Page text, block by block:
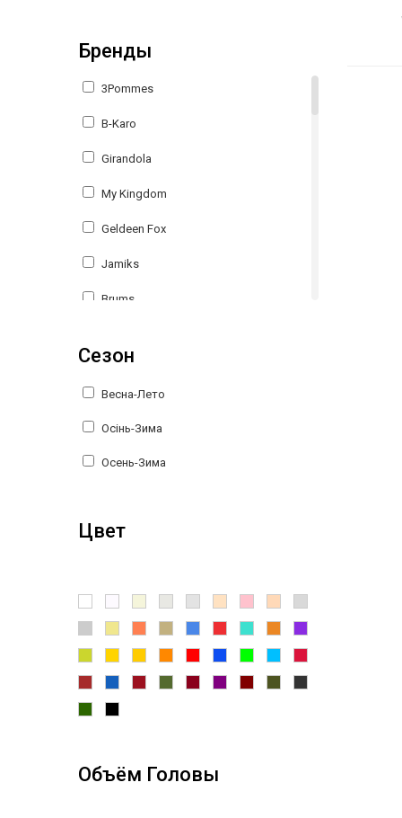
Бренды
3Pommes
B-Karo
Girandola
My Kingdom
Geldeen Fox
Jamiks
Brums
Reporter Young
Tamarine
Сезон
Весна-Лето
Осінь-Зима
Осень-Зима
Цвет
Объём Головы